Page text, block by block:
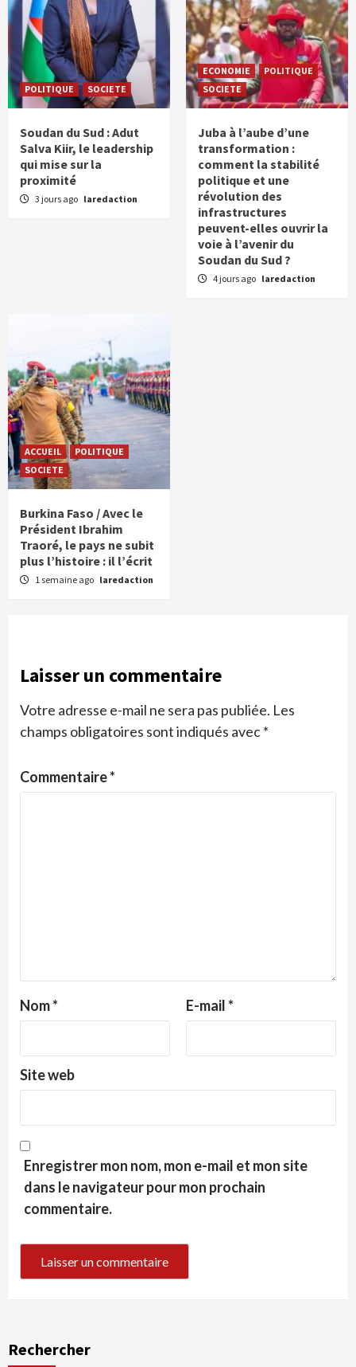
POLITIQUE SOCIETE
Soudan du Sud : Adut
Salva Kiir, le leadership
qui mise sur la
proximité
3 jours ago laredaction
ECONOMIE
POLITIQUE
SOCIETE
Juba à l’aube d’une
transformation :
comment la stabilité
politique et une
révolution des
infrastructures
peuvent-elles ouvrir la
voie à l’avenir du
Soudan du Sud ?
4 jours ago laredaction
ACCUEIL
POLITIQUE
SOCIETE
Burkina Faso / Avec le
Président Ibrahim
Traoré, le pays ne subit
plus l’histoire : il l’écrit
1 semaine ago laredaction
Laisser un commentaire
Votre adresse e-mail ne sera pas publiée. Les
champs obligatoires sont indiqués avec*
Commentaire*
Nom* E-mail*
Site web
Enregistrer mon nom, mon e-mail et mon site
dans le navigateur pour mon prochain
commentaire.
Rechercher